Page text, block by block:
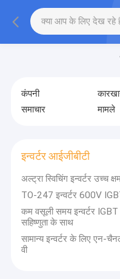
कंपनी
समाचार
मामले
इन्वर्टर आईजीबीटी
अल्ट्रा स्विचिंग इन्वर्टर उच्च
TO-247 इन्वर्टर 600V
कम वसूली समय इन्वर्टर
सहिष्णुता के साथ
सामान्य इन्वर्टर के लिए एन-
वी